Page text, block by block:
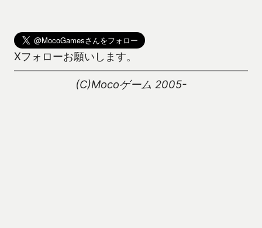
Xフォローお願いします。
(C)Mocoゲーム 2005-